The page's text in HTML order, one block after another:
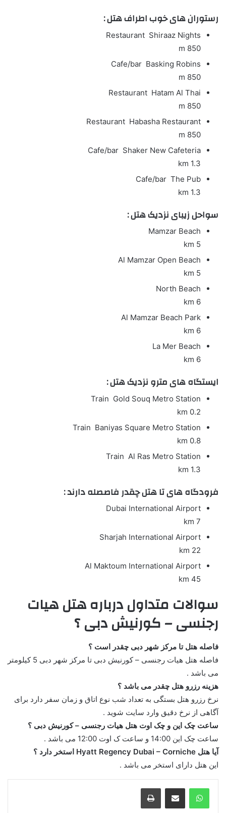
رستوران های خوب اطراف هتل :
Restaurant Shiraaz Nights
850 m
Cafe/bar Basking Robins
850 m
Restaurant Hatam Al Thai
850 m
Restaurant Habasha Restaurant
850 m
Cafe/bar Shaker New Cafeteria
1.3 km
Cafe/bar The Pub
1.3 km
سواحل زیبای نزدیک هتل :
Mamzar Beach
5 km
Al Mamzar Open Beach
5 km
North Beach
6 km
Al Mamzar Beach Park
6 km
La Mer Beach
6 km
ایستگاه های مترو نزدیک هتل :
Train Gold Souq Metro Station
0.2 km
Train Baniyas Square Metro Station
0.8 km
Train Al Ras Metro Station
1.3 km
فرودگاه های تا هتل چقدر فاصصله دارند :
Dubai International Airport
7 km
Sharjah International Airport
22 km
Al Maktoum International Airport
45 km
سوالات متداول درباره هتل هیات
رجنسی – کورنیش دبی ؟
فاصله هتل تا مرکز شهر دبی چقدر است ؟
فاصله هتل هیات رجنسی – کورنیش دبی تا مرکز شهر دبی 5 کیلومتر
می باشد .
هزینه رزرو هتل چقدر می باشد ؟
نرخ رزرو هتل بستگی به تعداد شب نوع اتاق و زمان سفر دارد برای
آگاهی از نرخ دقیق وارد سایت شوید .
ساعت چک این و چک اوت هتل هیات رجنسی – کورنیش دبی ؟
ساعت چک این 14:00 و ساعت ک اوت 12:00 می باشد .
آیا هتل Hyatt Regency Dubai – Corniche استخر دارد ؟
این هتل دارای استخر می باشد .
واتس آپ اشتراک گذاری از طریق ایمیل چاپ